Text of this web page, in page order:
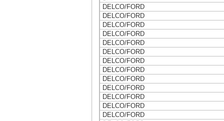
DELCO/FORD
DELCO/FORD
DELCO/FORD
DELCO/FORD
DELCO/FORD
DELCO/FORD
DELCO/FORD
DELCO/FORD
DELCO/FORD
DELCO/FORD
DELCO/FORD
DELCO/FORD
DELCO/FORD